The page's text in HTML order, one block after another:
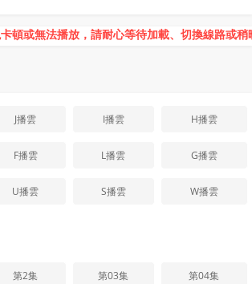
頓或無法播放，請耐心等待加載、切換線路或稍
J播雲 I播雲 H播雲
F播雲 L播雲 G播雲
U播雲 S播雲 W播雲
第2集 第03集 第04集